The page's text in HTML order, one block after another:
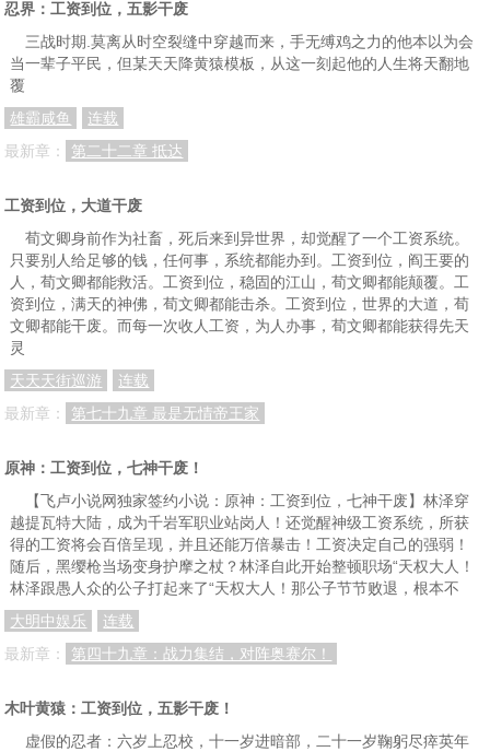
忍界：工资到位，五影干废
三战时期.莫离从时空裂缝中穿越而来，手无缚鸡之力的他本以为会
当一辈子平民，但某天天降黄猿模板，从这一刻起他的人生将天翻地
覆
雄霸咸鱼
连载
最新章：
第二十二章 抵达
工资到位，大道干废
荀文卿身前作为社畜，死后来到异世界，却觉醒了一个工资系统。
只要别人给足够的钱，任何事，系统都能办到。工资到位，阎王要的
人，荀文卿都能救活。工资到位，稳固的江山，荀文卿都能颠覆。工
资到位，满天的神佛，荀文卿都能击杀。工资到位，世界的大道，荀
文卿都能干废。而每一次收人工资，为人办事，荀文卿都能获得先天
灵
天天天街巡游
连载
最新章：
第七十九章 最是无情帝王家
原神：工资到位，七神干废！
【飞卢小说网独家签约小说：原神：工资到位，七神干废】林泽穿
越提瓦特大陆，成为千岩军职业站岗人！还觉醒神级工资系统，所获
得的工资将会百倍呈现，并且还能万倍暴击！工资决定自己的强弱！
随后，黑缨枪当场变身护摩之杖？林泽自此开始整顿职场“天权大人！
林泽跟愚人众的公子打起来了“天权大人！那公子节节败退，根本不
大明中娱乐
连载
最新章：
第四十九章：战力集结，对阵奥赛尔！
木叶黄猿：工资到位，五影干废！
虚假的忍者：六岁上忍校，十一岁进暗部，二十一岁鞠躬尽瘁英年